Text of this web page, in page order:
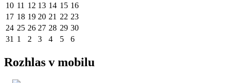
10 11 12 13 14 15 16
17 18 19 20 21 22 23
24 25 26 27 28 29 30
31 1 2 3 4 5 6
Rozhlas v mobilu